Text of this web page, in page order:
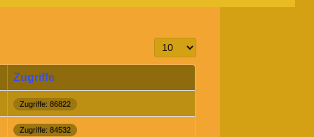
Anzeige #
Zugriffe
Zugriffe: 86822
Zugriffe: 84532